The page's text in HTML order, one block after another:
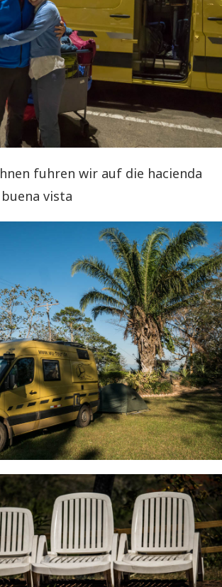
fuhren wir auf die hacienda
vista